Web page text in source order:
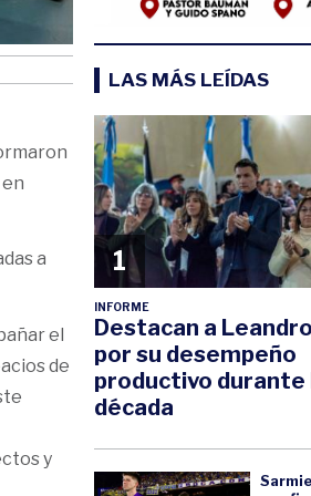
a
el
de
y
LAS MÁS LEÍDAS
1
INFORME
Destacan a
por su desempeño
productivo durante
década